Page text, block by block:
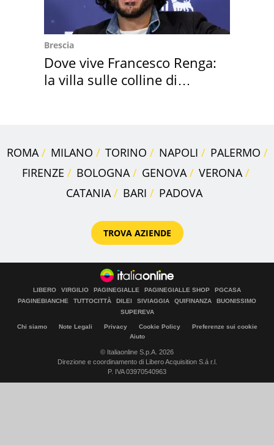
Brescia
Dove vive Francesco Renga:
la villa sulle colline di
ROMA MILANO TORINO NAPOLI
PALERMO
FIRENZE
BOLOGNA GENOVA
VERONA
CATANIA
BARI PADOVA
TROVA AZIENDE
LIBERO VIRGILIO PAGINEGIALLE PAGINEGIALLE SHOP
PGCASA
PAGINEBIANCHE
TUTTOCITTÀ DILEI SIVIAGGIA QUIFINANZA
BUONISSIMO
SUPEREVA
Chi siamo Note Legali Privacy Cookie Policy
Preferenze sui cookie
Aiuto
© Italiaonline S.p.A. 2026
Direzione e coordinamento di Libero Acquisition S.á r.l.
P. IVA 03970540963